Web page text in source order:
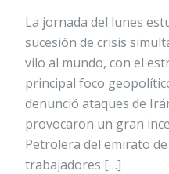
La jornada del lunes
sucesión de crisis
vilo al mundo, con el
principal foco
denunció ataques de
provocaron un gran
Petrolera del emirato
trabajadores […]